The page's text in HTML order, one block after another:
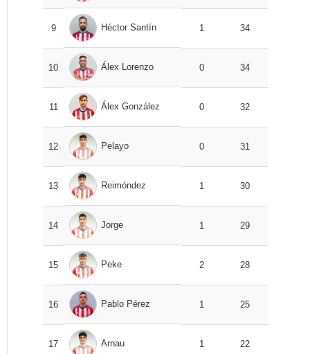
9 Héctor Santín 1 34
10 Álex Lorenzo 0 34
11 Álex González 0 32
12 Pelayo 0 31
13 Reimóndez 1 30
14 Jorge 1 29
15 Peke 2 28
16 Pablo Pérez 1 25
17 Arnau 1 22